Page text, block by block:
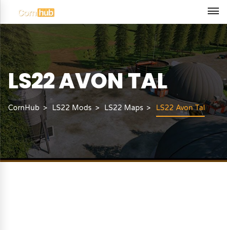
LS22 AVON TAL
CornHub LS22 Mods LS22 Maps LS22 Avon Tal